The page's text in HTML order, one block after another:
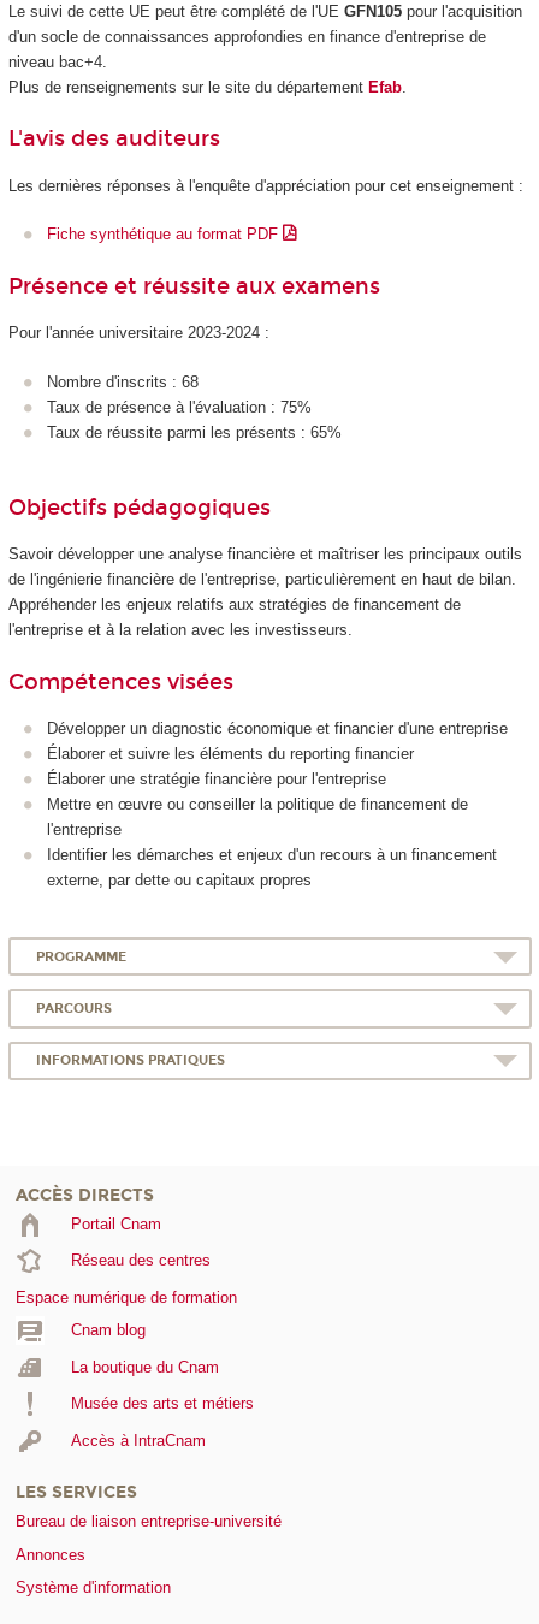
Le suivi de cette UE peut être complété de l'UE GFN105pour l'acquisition
d'un socle de connaissances approfondies en finance d'entreprise de
niveau bac+4.
Plus de renseignements sur le site du département Efab.
L'avis des auditeurs
Les dernières réponses à l'enquête d'appréciation pour cet enseignement :
Fiche synthétique au format PDF
Présence et réussite aux examens
Pour l'année universitaire 2023-2024 :
Nombre d'inscrits : 68
Taux de présence à l'évaluation : 75%
Taux de réussite parmi les présents : 65%
Objectifs pédagogiques
Savoir développer une analyse financière et maîtriser les principaux outils
de l'ingénierie financière de l'entreprise, particulièrement en haut de bilan.
Appréhender les enjeux relatifs aux stratégies de financement de
l'entreprise et à la relation avec les investisseurs.
Compétences visées
Développer un diagnostic économique et financier d'une entreprise
Élaborer et suivre les éléments du reporting financier
Élaborer une stratégie financière pour l'entreprise
Mettre en œuvre ou conseiller la politique de financement de
l'entreprise
Identifier les démarches et enjeux d'un recours à un financement
externe, par dette ou capitaux propres
PROGRAMME
PARCOURS
INFORMATIONS PRATIQUES
ACCÈS DIRECTS
Portail Cnam
Réseau des centres
Espace numérique de formation
Cnam blog
La boutique du Cnam
Musée des arts et métiers
Accès à IntraCnam
LES SERVICES
Bureau de liaison entreprise-université
Annonces
Système d'information